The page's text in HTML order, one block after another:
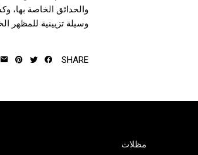
والحدائق الخاصة بها،
وسيلة تزيينية للمظهر
SHARE
مظلات